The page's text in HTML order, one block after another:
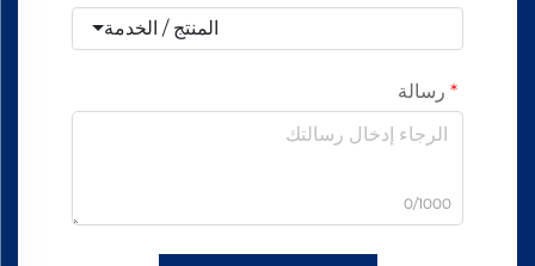
المنتج / الخدمة
رسالة
0/1000